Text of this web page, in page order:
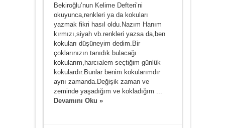
Bekiroğlu’nun Kelime Defteri’ni
okuyunca,renkleri ya da kokuları
yazmak fikri hasıl oldu.Nazım Hanım
kırmızı,siyah vb.renkleri yazsa da,ben
kokuları düşüneyim dedim.Bir
çoklarınızın tanıdık bulacağı
kokularım,harcıalem seçtiğim günlük
kokulardır.Bunlar benim kokularımdır
aynı zamanda.Değişik zaman ve
zeminde yaşadığım ve kokladığım ...
Devamını Oku »